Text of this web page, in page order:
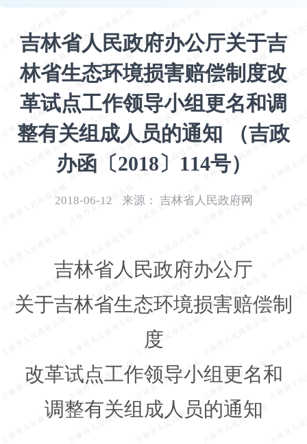
吉林省人民政府办公厅关于吉
林省生态环境损害赔偿制度改
革试点工作领导小组更名和调
整有关组成人员的通知 （吉政
办函〔2018〕114号）
2018-06-12 来源： 吉林省人民政府网
吉林省人民政府办公厅
关于吉林省生态环境损害赔偿制
度
改革试点工作领导小组更名和
调整有关组成人员的通知
加